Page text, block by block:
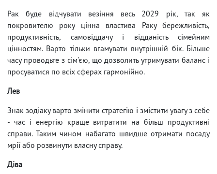
Рак буде відчувати везіння весь 2029 рік, так як
покровителю року цінна властива Раку бережливість,
продуктивність, самовіддачу і відданість сімейним
цінностям. Варто тільки вгамувати внутрішній бік. Більше
часу проводьте з сім'єю, що дозволить утримувати баланс і
просуватися по всіх сферах гармонійно.
Лев
Знак зодіаку варто змінити стратегію і змістити увагу з себе
- час і енергію краще витратити на більш продуктивні
справи. Таким чином набагато швидше отримати посаду
мрії або розвинути власну справу.
Діва